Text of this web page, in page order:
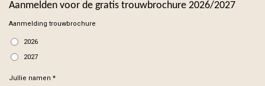
Aanmelden voor de gratis trouwbrochure 2026/2027
Aanmelding trouwbrochure
2026
2027
Jullie namen *